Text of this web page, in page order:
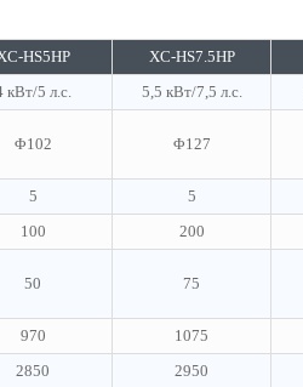
HS5HP XC-HS7.5HP
кВт/5 л.с.
5,5 кВт/7,5 л.с.
Φ102 Φ127
5 5
100
200
50 75
970 1075
2850
2950